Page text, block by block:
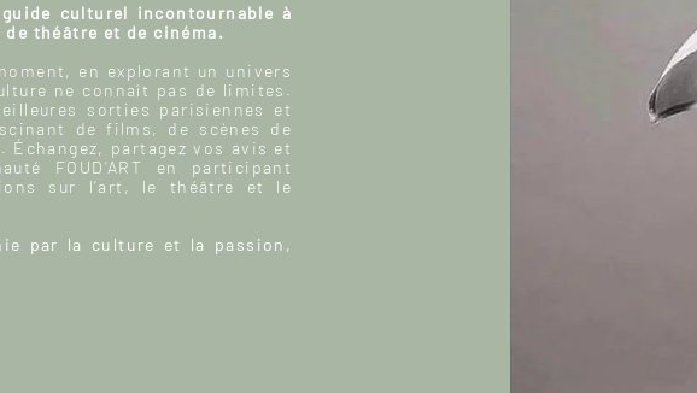
guide culturel incontournable à
théâtre et de cinéma.
en explorant un univers
ne connaît pas de limites.
sorties parisiennes et
de films, de scènes de
partagez vos avis et
FOUD'ART en participant
sur l’art, le théâtre et le
par la culture et la passion,